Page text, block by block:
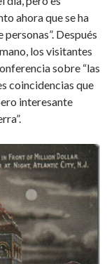
ahora que se ha
Después
los visitantes
sobre “las
coincidencias que
interesante